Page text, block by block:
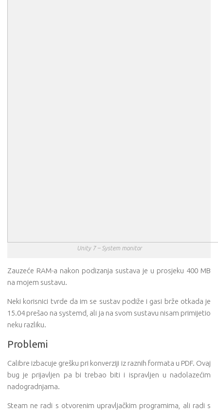
Unity 7 – System monitor
Zauzeće RAM-a nakon podizanja sustava je u prosjeku 400 MB
na mojem sustavu.
Neki korisnici tvrde da im se sustav podiže i gasi brže otkada je
15.04 prešao na systemd, ali ja na svom sustavu nisam primijetio
neku razliku.
Problemi
Calibre izbacuje grešku pri konverziji iz raznih formata u PDF. Ovaj
bug je prijavljen pa bi trebao biti i ispravljen u nadolazećim
nadogradnjama.
Steam ne radi s otvorenim upravljačkim programima, ali radi s